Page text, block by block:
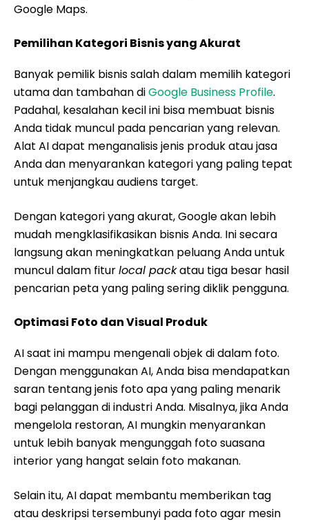
Google Maps.
Pemilihan Kategori Bisnis yang Akurat
Banyak pemilik bisnis salah dalam memilih kategori
utama dan tambahan diGoogle Business Profile.
Padahal, kesalahan kecil ini bisa membuat bisnis
Anda tidak muncul pada pencarian yang relevan.
Alat AI dapat menganalisis jenis produk atau jasa
Anda dan menyarankan kategori yang paling tepat
untuk menjangkau audiens target.
Dengan kategori yang akurat, Google akan lebih
mudah mengklasifikasikan bisnis Anda. Ini secara
langsung akan meningkatkan peluang Anda untuk
muncul dalam fiturlocal packatau tiga besar hasil
pencarian peta yang paling sering diklik pengguna.
Optimasi Foto dan Visual Produk
AI saat ini mampu mengenali objek di dalam foto.
Dengan menggunakan AI, Anda bisa mendapatkan
saran tentang jenis foto apa yang paling menarik
bagi pelanggan di industri Anda. Misalnya, jika Anda
mengelola restoran, AI mungkin menyarankan
untuk lebih banyak mengunggah foto suasana
interior yang hangat selain foto makanan.
Selain itu, AI dapat membantu memberikan tag
atau deskripsi tersembunyi pada foto agar mesin